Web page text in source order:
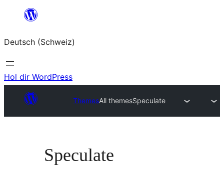
springen
Deutsch (Schweiz)
Hol dir WordPress
ThemesAll themesSpeculate
Speculate